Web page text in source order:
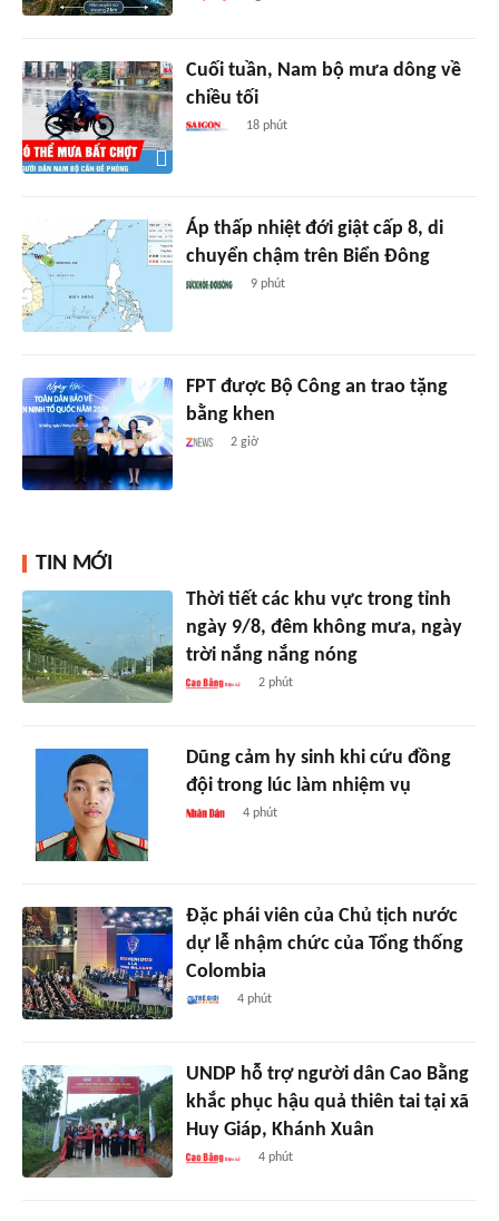
Cuối tuần, Nam bộ mưa dông về
chiều tối
18 phút
Áp thấp nhiệt đới giật cấp 8, di
chuyển chậm trên Biển Đông
9 phút
FPT được Bộ Công an trao tặng
bằng khen
2 giờ
TIN MỚI
Thời tiết các khu vực trong tỉnh
ngày 9/8, đêm không mưa, ngày
trời nắng nắng nóng
2 phút
Dũng cảm hy sinh khi cứu đồng
đội trong lúc làm nhiệm vụ
4 phút
Đặc phái viên của Chủ tịch nước
dự lễ nhậm chức của Tổng thống
Colombia
4 phút
UNDP hỗ trợ người dân Cao Bằng
khắc phục hậu quả thiên tai tại xã
Huy Giáp, Khánh Xuân
4 phút